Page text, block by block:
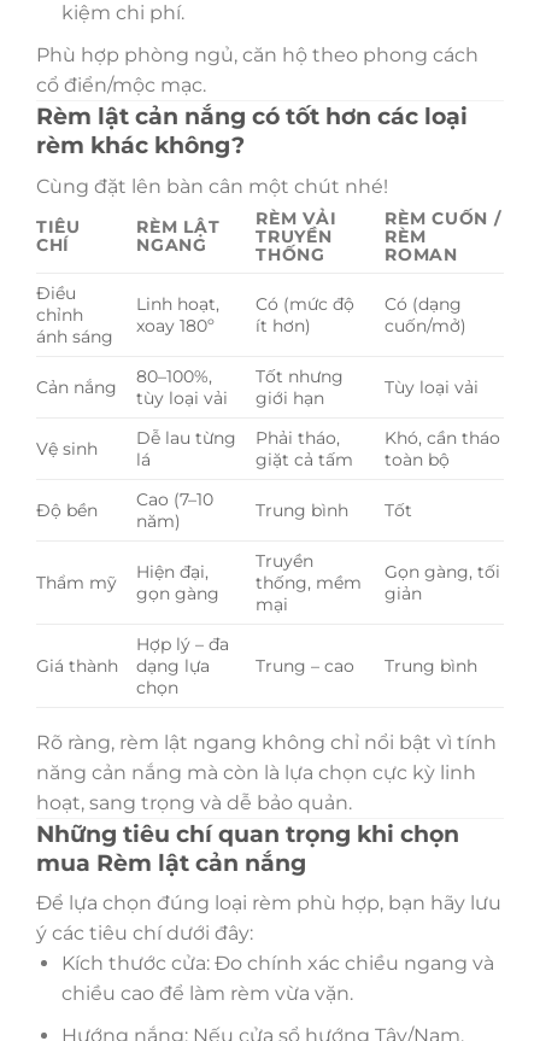
kiệm chi phí.
Phù hợp phòng ngủ, căn hộ theo phong cách
cổ điển/mộc mạc.
Rèm lật cản nắng có tốt hơn các loại
rèm khác không?
Cùng đặt lên bàn cân một chút nhé!
TIÊU
CHÍ
RÈM LẬT
NGANG
RÈM VẢI
TRUYỀN
THỐNG
RÈM CUỐN /
RÈM
ROMAN
Điều
chỉnh
ánh sáng
Linh hoạt,
xoay 180º
Có (mức độ
ít hơn)
Có (dạng
cuốn/mở)
Cản nắng
80–100%,
tùy loại vải
Tốt nhưng
giới hạn
Tùy loại vải
Vệ sinh
Dễ lau từng
lá
Phải tháo,
giặt cả tấm
Khó, cần tháo
toàn bộ
Độ bền
Cao (7–10
năm)
Trung bình Tốt
Thẩm mỹ
Hiện đại,
gọn gàng
Truyền
thống, mềm
mại
Gọn gàng, tối
giản
Giá thành
Hợp lý – đa
dạng lựa
chọn
Trung – cao Trung bình
Rõ ràng, rèm lật ngang không chỉ nổi bật vì tính
năng cản nắng mà còn là lựa chọn cực kỳ linh
hoạt, sang trọng và dễ bảo quản.
Những tiêu chí quan trọng khi chọn
mua Rèm lật cản nắng
Để lựa chọn đúng loại rèm phù hợp, bạn hãy lưu
ý các tiêu chí dưới đây:
Kích thước cửa: Đo chính xác chiều ngang và
chiều cao để làm rèm vừa vặn.
Hướng nắng: Nếu cửa sổ hướng Tây/Nam,